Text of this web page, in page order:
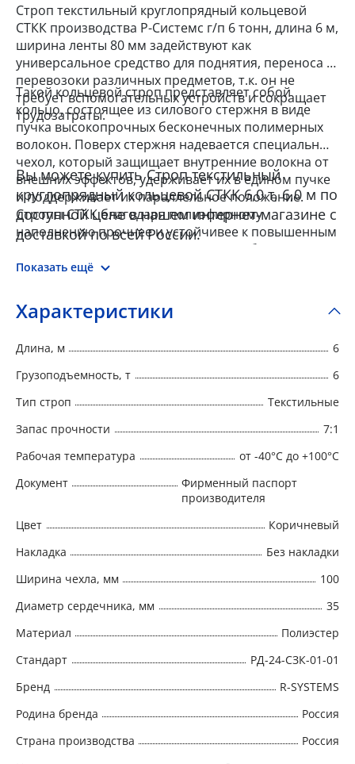
Строп текстильный круглопрядный кольцевой
СТКК производства Р-Системс г/п 6 тонн, длина 6 м,
ширина ленты 80 мм задействуют как
универсальное средство для поднятия, переноса и
перевозоки различных предметов, т.к. он не
требует вспомогательных устройств и сокращает
трудозатраты.
Такой кольцевой строп представляет собой
кольцо, состоящее из силового стержня в виде
пучка высокопрочных бесконечных полимерных
волокон. Поверх стержня надевается специальный
чехол, который защищает внутренние волокна от
внешних эффектов, удерживает их в едином пучке
и поддерживает их параллельное положение.
Стропы СТКК благодаря полиэфирному
наполнению прочнее и устойчивее к повышенным
нагрузкам, а их мягкое покрытие и гибкая
структура обеспечивает плотное прилегание и
выпускаются в соответствии с РД 24-СЗК-01-01
«Стропы грузовые общего назначения на
безопасной эксплуатации».
Вы можете купить Строп текстильный
круглопрядный кольцевой СТКК 6,0 т, 6,0 м по
доступной цене в нашем интернет-магазине с
доставкой по всей России.
Показать ещё
Характеристики
Длина, м
6
Грузоподъемность, т
6
Тип строп
Текстильные
Запас прочности
7:1
Рабочая температура
от -40°C до +100°C
Документ
Фирменный паспорт
производителя
Цвет
Коричневый
Накладка
Без накладки
Ширина чехла, мм
100
Диаметр сердечника, мм
35
Материал
Полиэстер
Стандарт
РД-24-СЗК-01-01
Бренд
R-SYSTEMS
Родина бренда
Россия
Страна производства
Россия